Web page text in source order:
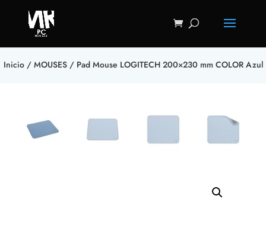
Inicio/ MOUSES/ Pad Mouse LOGITECH 200×230 mm COLOR Azul